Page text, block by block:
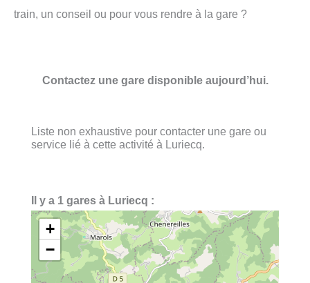
train, un conseil ou pour vous rendre à la gare ?
Contactez une gare disponible aujourd’hui.
Liste non exhaustive pour contacter une gare ou
service lié à cette activité à Luriecq.
Il y a 1 gares à Luriecq :
+
−